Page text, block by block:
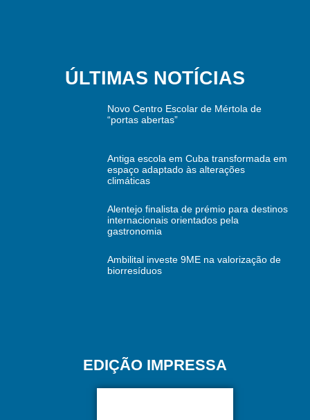
ÚLTIMAS NOTÍCIAS
Novo Centro Escolar de Mértola de
“portas abertas”
Antiga escola em Cuba transformada em
espaço adaptado às alterações
climáticas
Alentejo finalista de prémio para destinos
internacionais orientados pela
gastronomia
Ambilital investe 9ME na valorização de
biorresíduos
EDIÇÃO IMPRESSA